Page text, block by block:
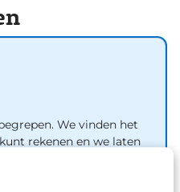
levert de ultieme
zoals
achterbank en
achterklep die u op
de auto voorzien van:
lichtmetalen velgen,
en LED-
We vinden het
rekenen en we laten